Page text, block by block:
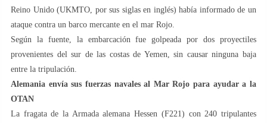
Reino Unido (UKMTO, por sus siglas en inglés) había informado de un
ataque contra un barco mercante en el mar Rojo.
Según la fuente, la embarcación fue golpeada por dos proyectiles
provenientes del sur de las costas de Yemen, sin causar ninguna baja
entre la tripulación.
Alemania envía sus fuerzas navales al Mar Rojo para ayudar a la
OTAN
La fragata de la Armada alemana Hessen (F221) con 240 tripulantes